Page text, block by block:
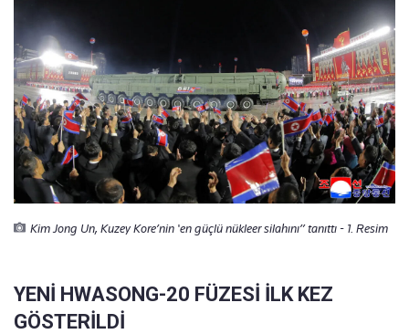
Kim Jong Un, Kuzey Kore’nin 'en güçlü nükleer silahını” tanıttı - 1. Resim
YENİ HWASONG-20 FÜZESİ İLK KEZ
GÖSTERİLDİ